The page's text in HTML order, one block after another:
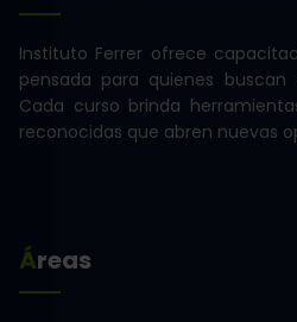
Instituto Ferrer ofrece
pensada para quienes buscan
Cada curso brinda
reconocidas que abren nuevas
Áreas